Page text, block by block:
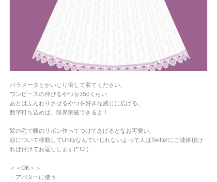
パラメータとかいじり倒して着てください。
ワンピースの伸びるやつを350くらい
あとはふんわりさせるやつを好きな感じに広げる。
数字打ち込めば、限界突破できるよ！
髪の毛で腰のリボン作ってつけてあげるとなお可愛い。
頭について移動してUnityなんていじれないよって人はTwitterにご連絡頂け
れば付けてお返しします(*ˊᗜˋ)
＜＜OK＞＞
・アバターに使う